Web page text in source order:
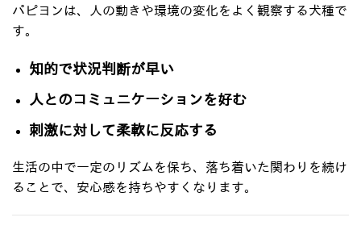
パピヨンは、人の動きや環境の変化をよく観察する犬種で
す。
知的で状況判断が早い
人とのコミュニケーションを好む
刺激に対して柔軟に反応する
生活の中で一定のリズムを保ち、落ち着いた関わりを続け
ることで、安心感を持ちやすくなります。